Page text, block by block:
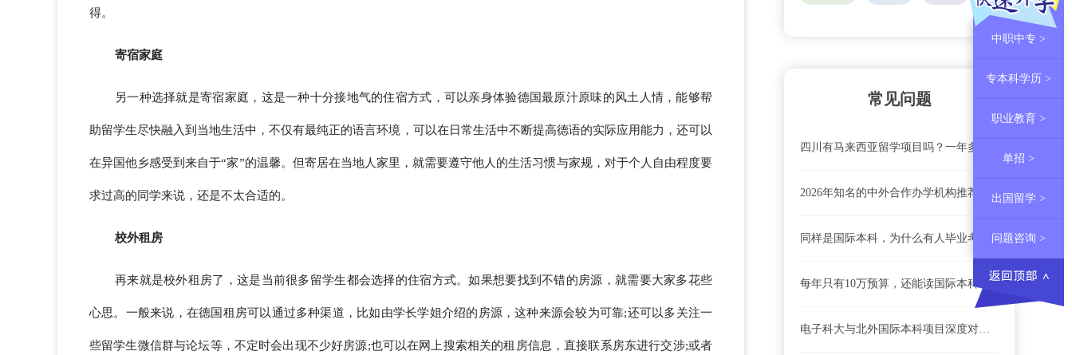
得。
寄宿家庭
另一种选择就是寄宿家庭，这是一种十分接地气的住宿方式，可以亲身体验德国最原汁原味的风土人情，能够帮
助留学生尽快融入到当地生活中，不仅有最纯正的语言环境，可以在日常生活中不断提高德语的实际应用能力，还可以
在异国他乡感受到来自于“家”的温馨。但寄居在当地人家里，就需要遵守他人的生活习惯与家规，对于个人自由程度要
求过高的同学来说，还是不太合适的。
校外租房
再来就是校外租房了，这是当前很多留学生都会选择的住宿方式。如果想要找到不错的房源，就需要大家多花些
心思。一般来说，在德国租房可以通过多种渠道，比如由学长学姐介绍的房源，这种来源会较为可靠;还可以多关注一
些留学生微信群与论坛等，不定时会出现不少好房源;也可以在网上搜索相关的租房信息，直接联系房东进行交涉;或者
常见问题
每年只有10万预算，还能读国际本科吗？选对这两种模式，低预算也能逆袭！
电子科大与北外国际本科项目深度对比：理工重镇与语言名校的路径博弈
中职中专 >
专本科学历 >
职业教育 >
单招 >
出国留学 >
问题咨询 >